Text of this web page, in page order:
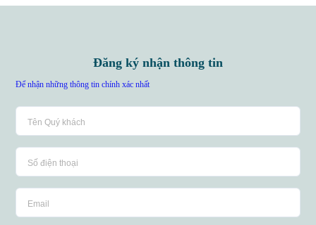
Đăng ký nhận thông tin
Để nhận những thông tin chính xác nhất